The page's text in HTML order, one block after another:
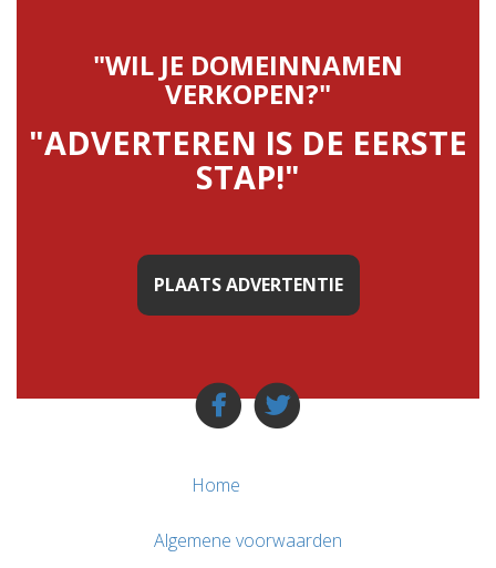
"WIL JE DOMEINNAMEN
VERKOPEN?"
"ADVERTEREN IS DE EERSTE
STAP!"
PLAATS ADVERTENTIE
Home
Algemene voorwaarden